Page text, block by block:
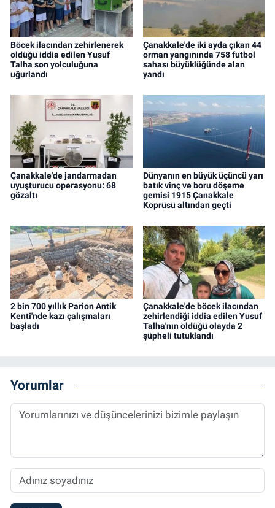
Böcek ilacından zehirlenerek
öldüğü iddia edilen Yusuf
Talha son yolculuğuna
uğurlandı
Çanakkale'de iki ayda çıkan 44
orman yangınında 758 futbol
sahası büyüklüğünde alan
yandı
Çanakkale'de jandarmadan
uyuşturucu operasyonu: 68
gözaltı
Dünyanın en büyük üçüncü yarı
batık vinç ve boru döşeme
gemisi 1915 Çanakkale
Köprüsü altından geçti
2 bin 700 yıllık Parion Antik
Kenti'nde kazı çalışmaları
başladı
Çanakkale'de böcek ilacından
zehirlendiği iddia edilen Yusuf
Talha'nın öldüğü olayda 2
şüpheli tutuklandı
Yorumlar